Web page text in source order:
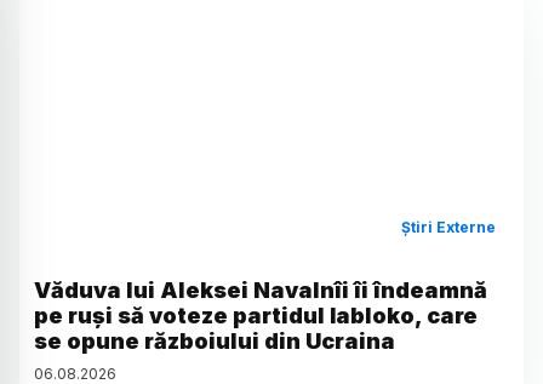
Știri Externe
Văduva lui Aleksei Navalnîi îi îndeamnă
pe ruși să voteze partidul Iabloko, care
se opune războiului din Ucraina
06.08.2026